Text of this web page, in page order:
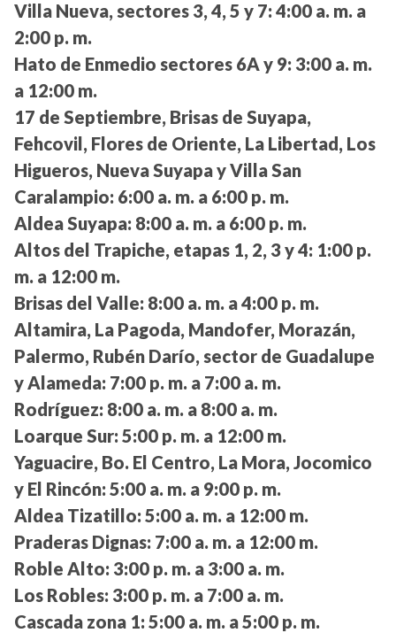
Villa Nueva, sectores 3, 4, 5 y 7: 4:00 a. m. a
2:00 p. m.
Hato de Enmedio sectores 6A y 9: 3:00 a. m.
a 12:00 m.
17 de Septiembre, Brisas de Suyapa,
Fehcovil, Flores de Oriente, La Libertad, Los
Higueros, Nueva Suyapa y Villa San
Caralampio: 6:00 a. m. a 6:00 p. m.
Aldea Suyapa: 8:00 a. m. a 6:00 p. m.
Altos del Trapiche, etapas 1, 2, 3 y 4: 1:00 p.
m. a 12:00 m.
Brisas del Valle: 8:00 a. m. a 4:00 p. m.
Altamira, La Pagoda, Mandofer, Morazán,
Palermo, Rubén Darío, sector de Guadalupe
y Alameda: 7:00 p. m. a 7:00 a. m.
Rodríguez: 8:00 a. m. a 8:00 a. m.
Loarque Sur: 5:00 p. m. a 12:00 m.
Yaguacire, Bo. El Centro, La Mora, Jocomico
y El Rincón: 5:00 a. m. a 9:00 p. m.
Aldea Tizatillo: 5:00 a. m. a 12:00 m.
Praderas Dignas: 7:00 a. m. a 12:00 m.
Roble Alto: 3:00 p. m. a 3:00 a. m.
Los Robles: 3:00 p. m. a 7:00 a. m.
Cascada zona 1: 5:00 a. m. a 5:00 p. m.